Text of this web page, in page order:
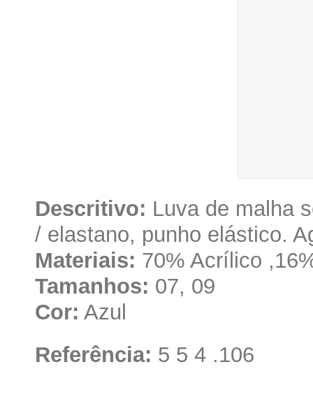
Descritivo: Luva de malha
/ elastano, punho elástico.
Materiais: 70% Acrílico
Tamanhos: 07, 09
Cor: Azul
Referência: 5 5 4 .106